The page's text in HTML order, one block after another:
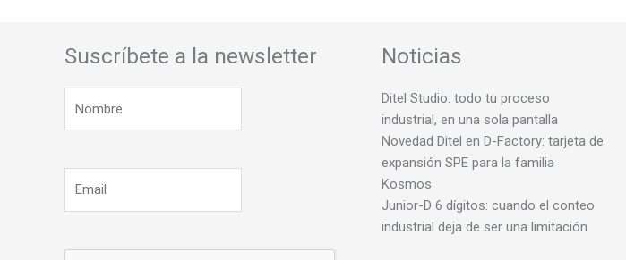
Suscríbete a la newsletter Noticias
Ditel Studio: todo tu proceso
industrial, en una sola pantalla
Novedad Ditel en D-Factory: tarjeta de
expansión SPE para la familia
Kosmos
Junior-D 6 dígitos: cuando el conteo
industrial deja de ser una limitación